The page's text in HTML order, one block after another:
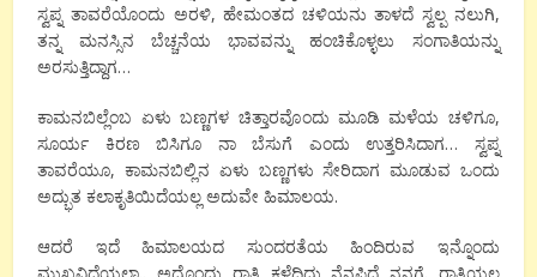
ಸ್ವಪ್ನ ತಾವರೆಯೊಂದು ಅರಳಿ, ಹೇಮಂತದ ಚಳಿಯನು ತಾಳದೆ ಸ್ವಲ್ಪ ನಲುಗಿ,
ತನ್ನ ಮನಸ್ಸಿನ ಬೆಚ್ಚನೆಯ ಭಾವವನ್ನು ಹಂಚಿಕೊಳ್ಳಲು ಸಂಗಾತಿಯನ್ನು
ಅರಸುತ್ತಿದ್ದಾಗ…
ಕಾಮನಬಿಲ್ಲೆಂಬ ಏಳು ಬಣ್ಣಗಳ ಚಿತ್ತಾರವೊಂದು ಮೂಡಿ ಮಳೆಯ ಚಳಿಗೂ,
ಸೂರ್ಯ ಕಿರಣ ಬಿಸಿಗೂ ನಾ ಬೆಸುಗೆ ಎಂದು ಉತ್ತರಿಸಿದಾಗ… ಸ್ವಪ್ನ
ತಾವರೆಯೂ, ಕಾಮನಬಿಲ್ಲಿನ ಏಳು ಬಣ್ಣಗಳು ಸೇರಿದಾಗ ಮೂಡುವ ಒಂದು
ಅದ್ಭುತ ಕಲಾಕೃತಿಯಿದೆಯಲ್ಲ ಅದುವೇ ಹಿಮಾಲಯ.
ಆದರೆ ಇದೆ ಹಿಮಾಲಯದ ಸುಂದರತೆಯ ಹಿಂದಿರುವ ಇನ್ನೊಂದು